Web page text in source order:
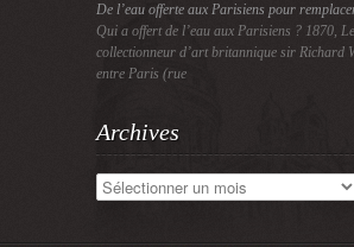
De l’eau offerte aux Parisiens pour
Qui a offert de l’eau aux Parisiens ? 1870, Le
collectionneur d’art britannique sir Richard
entre Paris (rue
Archives
Archives